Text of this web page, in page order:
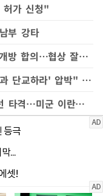
가 신청"
부 강타
트럼프 "한 주내 휴전연장·호르무즈 개방 합의…협상 잘되고 있다"(종합)
"트럼프 행정부, 중재국 오만에 '이란과 단교하라' 압박" WSJ
혁명수비대 "美·이스라엘 연계 화물선 타격…미군 이란선박 공격 대응"